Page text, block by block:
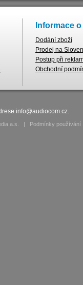
Informace
Dodání zboží
Prodej na
Postup při
Obchodní
info@audiocom.cz.
a.s. | Podmínky používání